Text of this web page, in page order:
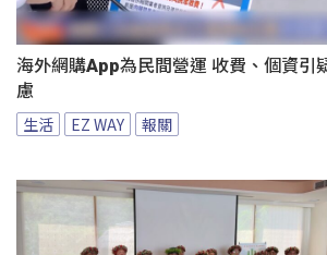
海外網購App為民間營運 收費、個資引
慮
生活 EZ WAY 報關